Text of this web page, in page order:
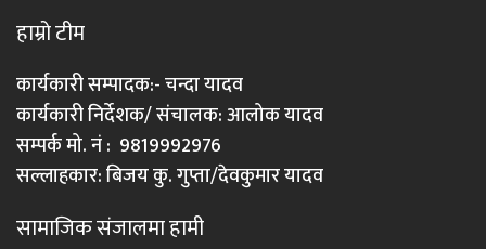
हाम्रो टीम
कार्यकारी सम्पादक:- चन्दा यादव
कार्यकारी निर्देशक/ संचालक: आलोक यादव
सम्पर्क मो. नं : 9819992976
सल्लाहकार: बिजय कु. गुप्ता/देवकुमार यादव
सामाजिक संजालमा हामी